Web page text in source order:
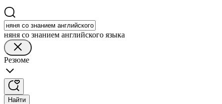
няня со знанием английского языка
Резюме
Найти